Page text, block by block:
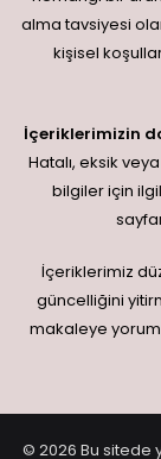
alma tavsiyesi
kişisel
İçeriklerimizin
Hatalı, eksik
bilgiler için
İçeriklerimiz
güncelliğini
makaleye
© 2026 Bu sitede